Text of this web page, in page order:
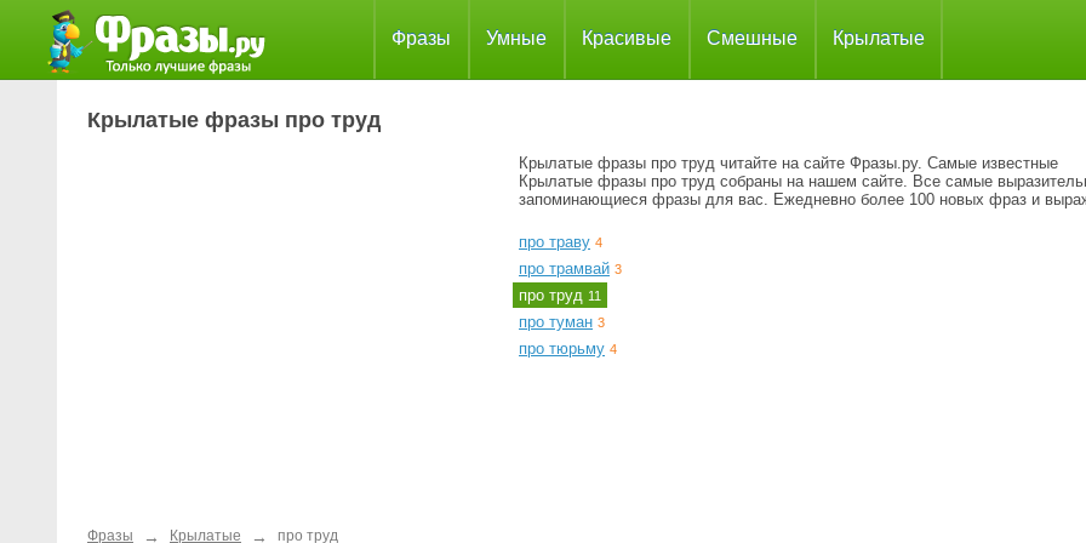
Фразы Умные Красивые Смешные Крылатые
Крылатые фразы про труд
Крылатые фразы про труд читайте на сайте Фразы.ру. Самые известные
Крылатые фразы про труд собраны на нашем сайте. Все самые
запоминающиеся фразы для вас. Ежедневно более 100 новых фраз и
про траву 4
про трамвай 3
про труд 11
про туман 3
про тюрьму 4
Фразы → Крылатые → про труд